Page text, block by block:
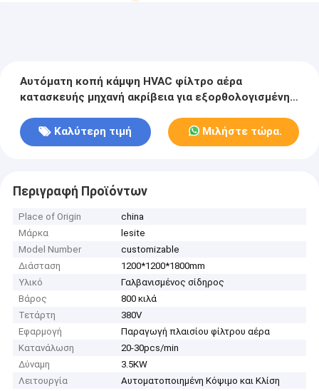
Αυτόματη κοπή κάμψη HVAC φίλτρο αέρα
κατασκευής μηχανή ακρίβεια για εξορθολογισμένη
Καλύτερη τιμή
Μιλήστε τώρα.
Περιγραφή Προϊόντων
Place of Origin
china
Μάρκα
lesite
Model Number
customizable
Διάσταση
1200*1200*1800mm
Υλικό
Γαλβανισμένος σίδηρος
Βάρος
800 κιλά
Τετάρτη
380V
Εφαρμογή
Παραγωγή πλαισίου φίλτρου αέρα
Κατανάλωση
20-30pcs/min
Δύναμη
3.5KW
Λειτουργία
Αυτοματοποιημένη Κόψιμο και Κλίση